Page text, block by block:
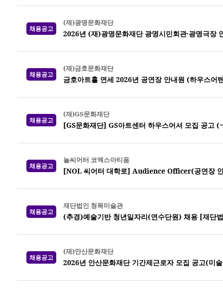
채용공고
(재)광명문화재단
2026년 (재)광명문화재단 광명시민회관·광명극장
채용공고
(재)금호문화재단
금호아트홀 연세 2026년 공연장 안내원 (하우스어
채용공고
(재)GS문화재단
[GS문화재단] GS아트센터 하우스어셔 모집 공고
채용공고
놀씨어터 코엑스아티움
[NOL 씨어터 대학로] Audience Officer(공연장
채용공고
재단법인 청목미술관
(추경)예술기반 청년일자리(연수단원) 채용 [재단
채용공고
(재)안산문화재단
2026년 안산문화재단 기간제근로자 모집 공고(미